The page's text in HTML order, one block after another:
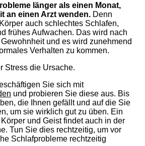
länger als einen Monat,
an einen Arzt wenden. Denn
auch schlechtes Schlafen,
frühes Aufwachen. Das wird nach
und es wird zunehmend
Verhalten zu kommen.
Stress die Ursache.
Sie sich mit
und probieren Sie diese aus. Bis
die Ihnen gefällt und auf die Sie
um sie wirklich gut zu üben. Ein
und Geist findet auch in der
Tun Sie dies rechtzeitig, um vor
Schlafprobleme rechtzeitig